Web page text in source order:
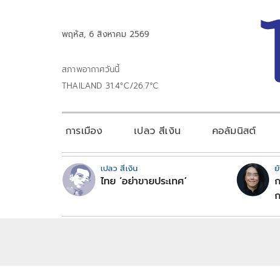
พฤหัส, 6 สิงหาคม 2569
สภาพอากาศวันนี้
THAILAND 31.4°C/26.7°C
การเมือง เปลว สีเงิน คอลัมนิสต์
เปลว สีเงิน
ไทย ‘อย่าขายประเทศ’